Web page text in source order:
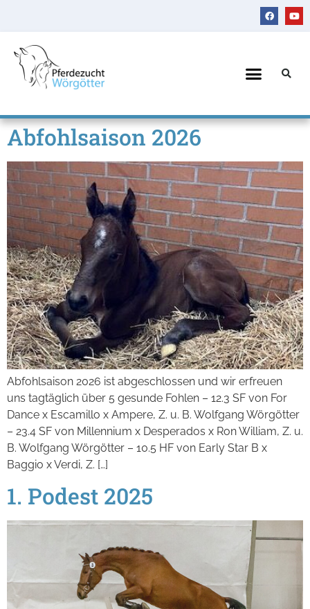
Abfohlsaison 2026
Abfohlsaison 2026 ist abgeschlossen und wir erfreuen
uns tagtäglich über 5 gesunde Fohlen – 12.3 SF von For
Dance x Escamillo x Ampere, Z. u. B. Wolfgang Wörgötter
– 23.4 SF von Millennium x Desperados x Ron William, Z. u.
B. Wolfgang Wörgötter – 10.5 HF von Early Star B x
Baggio x Verdi, Z. […]
1. Podest 2025